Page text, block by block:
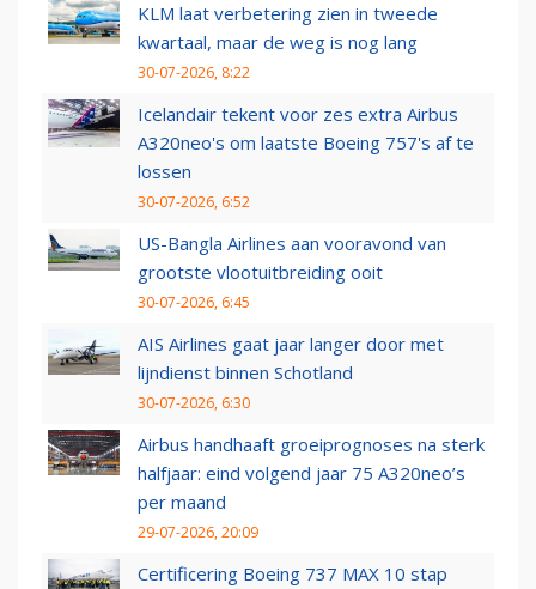
KLM laat verbetering zien in tweede
kwartaal, maar de weg is nog lang
30-07-2026, 8:22
Icelandair tekent voor zes extra Airbus
A320neo's om laatste Boeing 757's af te
lossen
30-07-2026, 6:52
US-Bangla Airlines aan vooravond van
grootste vlootuitbreiding ooit
30-07-2026, 6:45
AIS Airlines gaat jaar langer door met
lijndienst binnen Schotland
30-07-2026, 6:30
Airbus handhaaft groeiprognoses na sterk
halfjaar: eind volgend jaar 75 A320neo’s
per maand
29-07-2026, 20:09
Certificering Boeing 737 MAX 10 stap